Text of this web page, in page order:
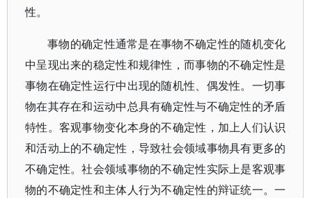
性。
事物的确定性通常是在事物不确定性的随机变化
中呈现出来的稳定性和规律性，而事物的不确定性是
事物在确定性运行中出现的随机性、偶发性。一切事
物在其存在和运动中总具有确定性与不确定性的矛盾
特性。客观事物变化本身的不确定性，加上人们认识
和活动上的不确定性，导致社会领域事物具有更多的
不确定性。社会领域事物的不确定性实际上是客观事
物的不确定性和主体人行为不确定性的辩证统一。一